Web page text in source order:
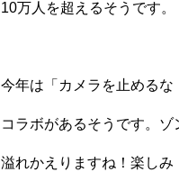
10万人を超えるそうです。
今年は「カメラを止めるな
コラボがあるそうです。ゾ
溢れかえりますね！楽しみ